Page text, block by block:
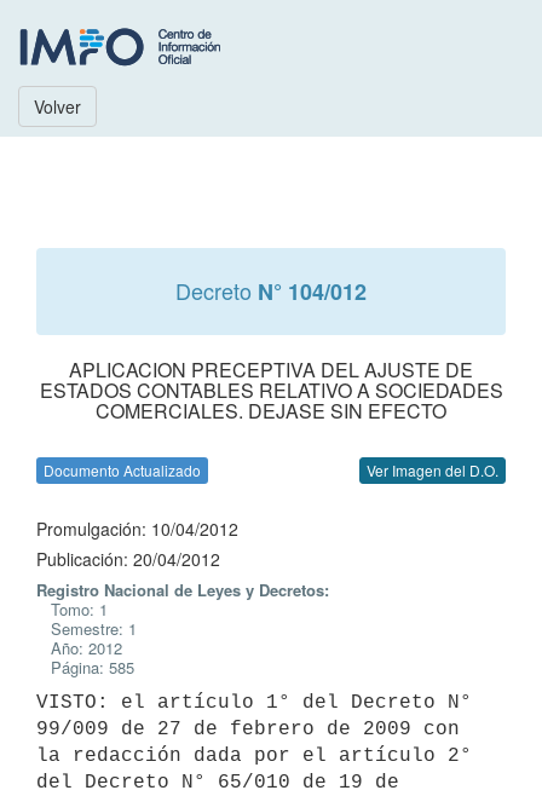
Volver
Decreto N° 104/012
APLICACION PRECEPTIVA DEL AJUSTE DE
ESTADOS CONTABLES RELATIVO A SOCIEDADES
COMERCIALES. DEJASE SIN EFECTO
Documento Actualizado Ver Imagen del D.O.
Promulgación: 10/04/2012
Publicación: 20/04/2012
Registro Nacional de Leyes y Decretos:
Tomo: 1
Semestre: 1
Año: 2012
Página: 585
VISTO: el artículo 1° del Decreto N°
99/009 de 27 de febrero de 2009 con
la redacción dada por el artículo 2°
del Decreto N° 65/010 de 19 de